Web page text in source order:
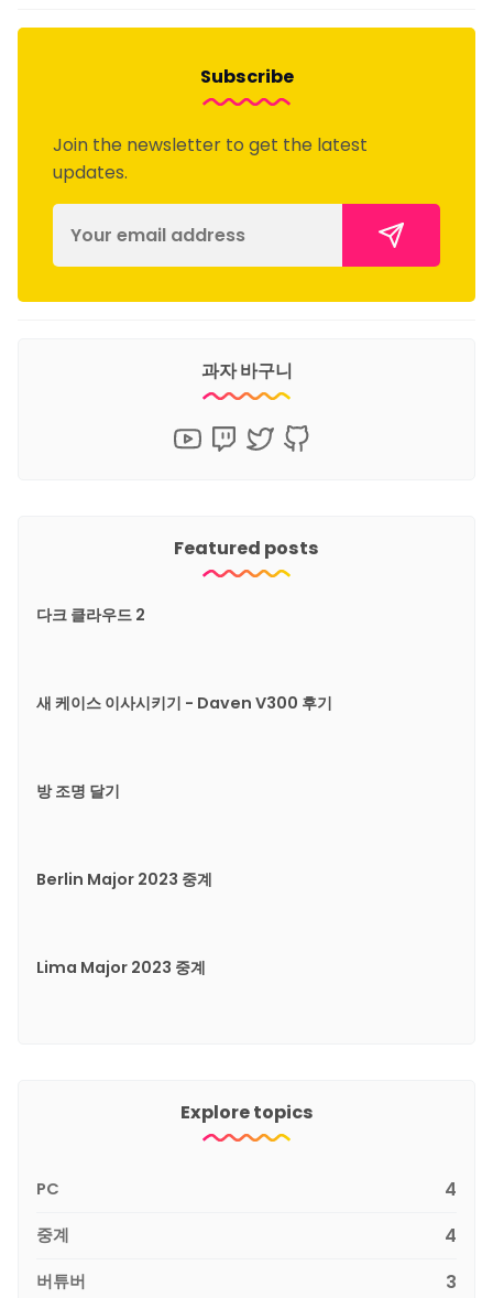
Subscribe
Join the newsletter to get the latest
updates.
과자 바구니
Featured posts
다크 클라우드 2
새 케이스 이사시키기 - Daven V300 후기
방 조명 달기
Berlin Major 2023 중계
Lima Major 2023 중계
Explore topics
PC 4
중계 4
버튜버 3